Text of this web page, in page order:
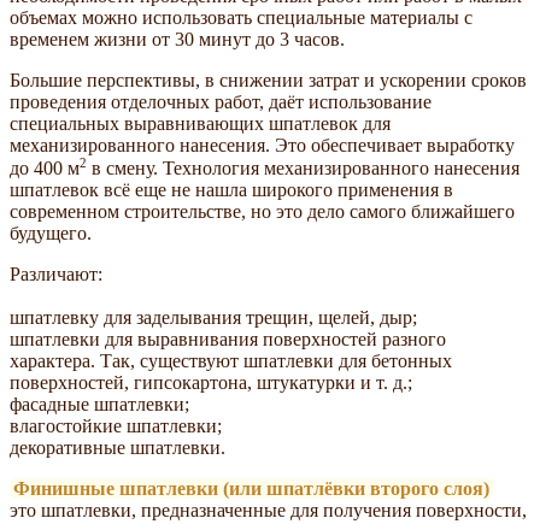
объемах можно использовать специальные материалы с
временем жизни от 30 минут до 3 часов.
Большие перспективы, в снижении затрат и ускорении сроков
проведения отделочных работ, даёт использование
специальных выравнивающих шпатлевок для
механизированного нанесения. Это обеспечивает выработку
до 400 м2 в смену. Технология механизированного нанесения
шпатлевок всё еще не нашла широкого применения в
современном строительстве, но это дело самого ближайшего
будущего.
Различают:
шпатлевку для заделывания трещин, щелей, дыр;
шпатлевки для выравнивания поверхностей разного
характера. Так, существуют шпатлевки для бетонных
поверхностей, гипсокартона, штукатурки и т. д.;
фасадные шпатлевки;
влагостойкие шпатлевки;
декоративные шпатлевки.
Финишные шпатлевки (или шпатлёвки второго слоя)
это шпатлевки, предназначенные для получения поверхности,